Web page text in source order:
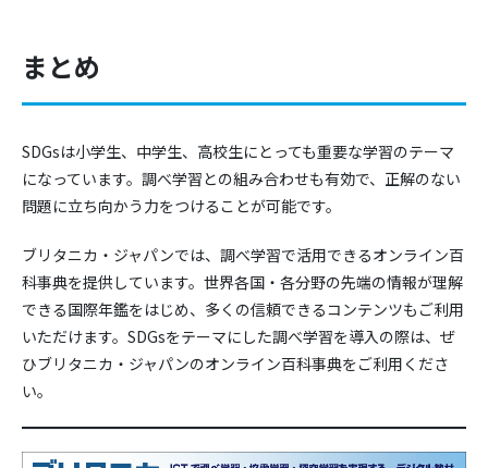
まとめ
SDGsは小学生、中学生、高校生にとっても重要な学習のテーマ
になっています。調べ学習との組み合わせも有効で、正解のない
問題に立ち向かう力をつけることが可能です。
ブリタニカ・ジャパンでは、調べ学習で活用できるオンライン百
科事典を提供しています。世界各国・各分野の先端の情報が理解
できる国際年鑑をはじめ、多くの信頼できるコンテンツもご利用
いただけます。SDGsをテーマにした調べ学習を導入の際は、ぜ
ひブリタニカ・ジャパンのオンライン百科事典をご利用くださ
い。